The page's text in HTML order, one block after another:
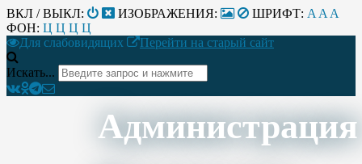
ВКЛ / ВЫКЛ: ИЗОБРАЖЕНИЯ: ШРИФТ: A A A
ФОН: Ц Ц Ц Ц
Для слабовидящих
Перейти на старый сайт
Искать...
Администрация